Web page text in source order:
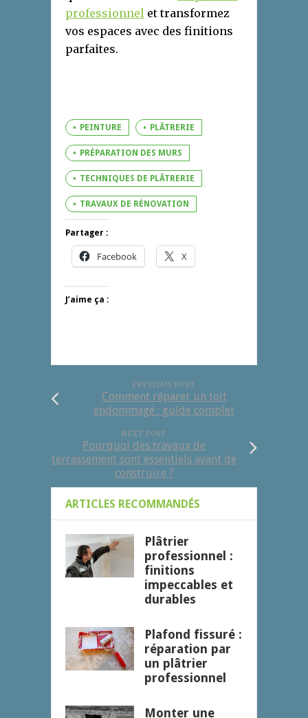
professionnel et transformez
vos espaces avec des finitions
parfaites.
PEINTURE PLÂTRERIE
PRÉPARATION DES MURS
TECHNIQUES DE PLÂTRERIE
TRAVAUX DE RÉNOVATION
Partager :
Facebook X
J’aime ça :
PREVIOUS POST
Comment réparer un toit
endommagé : guide complet
NEXT POST
Pourquoi des travaux de
terrassement sont essentiels avant de
construire ?
ARTICLES RECOMMANDÉS
Plâtrier
professionnel :
finitions
impeccables et
durables
Plafond fissuré :
réparation par
un plâtrier
professionnel
Monter une